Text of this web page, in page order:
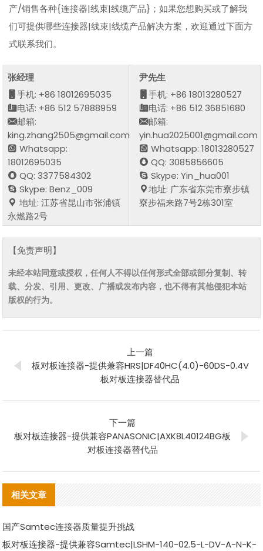
产/销售各种{连接器|线束|线缆产品}；如果您想购买或了解我
们可提供哪些连接器|线束|线缆产品解决方案，欢迎通过下面方
式联系我们。
张经理
手机: +86 18012695035
电话: +86 512 57888959
邮箱:
king.zhang2505@gmail.com
Whatsapp:
18012695035
QQ: 3377584302
Skype: Benz_009
地址: 江苏省昆山市张浦镇
永燃路2号
尹先生
手机: +86 18013280527
电话: +86 512 36851680
邮箱:
yin.hua2025001@gmail.com
Whatsapp: 18013280527
QQ: 3085856605
Skype: Yin_hua001
地址: 广东省东莞市寮步镇
寮步福来路7号2栋301室
【免责声明】
未经本站同意或授权，任何人不得以任何形式全部或部分复制、转
载、分发、引用、更改、广播或发布内容，也不得有其他侵犯本站
版权的行为。
上一篇
板对板连接器-提供兼容HRS|DF40HC(4.0)-60DS-0.4V
板对板连接器替代品
下一篇
板对板连接器-提供兼容PANASONIC|AXK8L40124BG板
对板连接器替代品
相关文章
国产Samtec连接器质量提升挑战
板对板连接器-提供兼容Samtec|LSHM-140-02.5-L-DV-A-N-K-